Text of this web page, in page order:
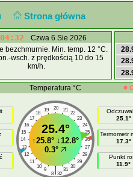
Strona główna
Czwa 6 Sie 2026
bezchmurnie. Min. temp. 12 °C.
wsch. z prędkością 10 do 15
km/h.
Temperatura °C
20
19 21
18
22
17
23
16
24
15
25
14
26
13
27
12
28
11
29
10
30
9 31
|
8 32
25.4°
↑25.8° ↓12.8°
0.3°
25.1°
Termometr
17.3°
Punkt
11.9°